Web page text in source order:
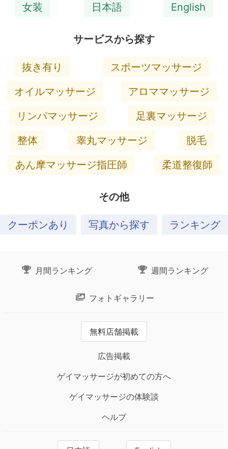
女装
日本語 English
サービスから探す
抜き有り
スポーツマッサージ
オイルマッサージ
アロママッサージ
リンパマッサージ
足裏マッサージ
整体
睾丸マッサージ
脱毛
あん摩マッサージ指圧師
柔道整復師
その他
クーポンあり 写真から探す ランキング
月間ランキング 週間ランキング
フォトギャラリー
無料店舗掲載
広告掲載
ゲイマッサージが初めての方へ
ゲイマッサージの体験談
ヘルプ